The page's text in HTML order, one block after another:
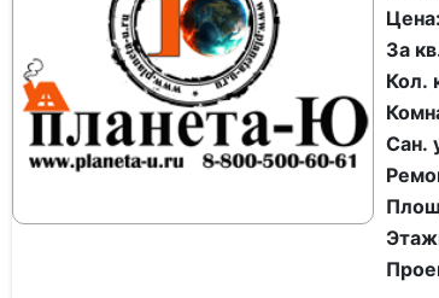
Цена:
За
Кол.
Сан.